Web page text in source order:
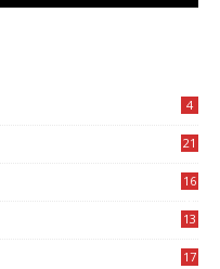
4
21
16
13
17